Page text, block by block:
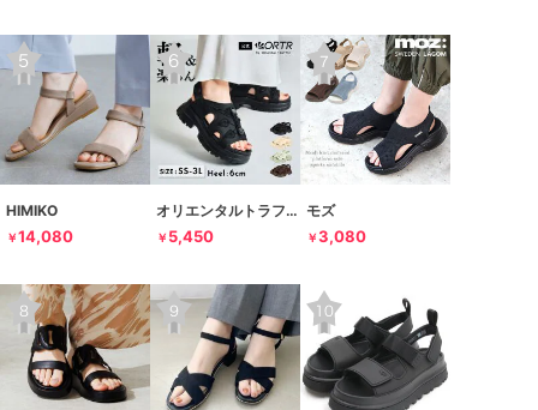
HIMIKO
￥14,080
オリエンタルトラフィック
￥ 5,450
モズ
￥3,080